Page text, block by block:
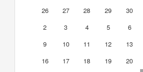
26
27 28 29 30
2
3 4 5 6
9
10 11 12 13
16
17 18 19 20